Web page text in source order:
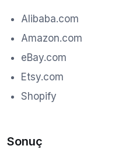
Alibaba.com
Amazon.com
eBay.com
Etsy.com
Shopify
Sonuç